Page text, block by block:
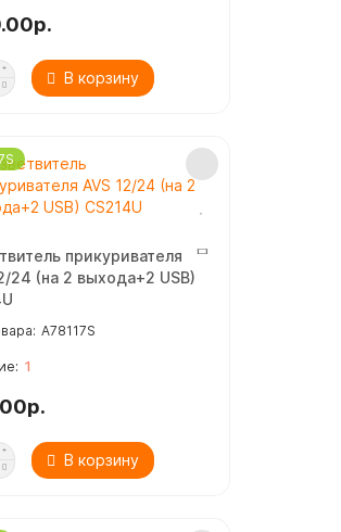
В корзину
прикуривателя
24 (на 2 выхода+2 USB)
A78117S
1
В корзину